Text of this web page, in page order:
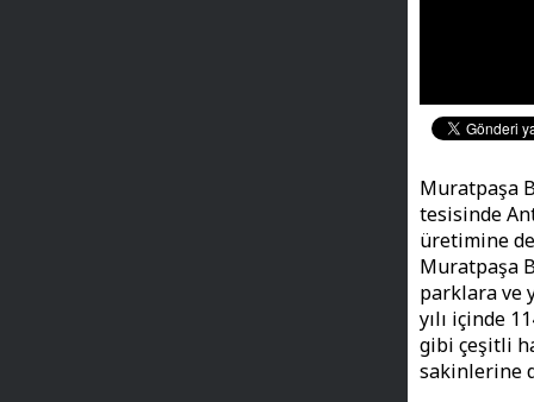
Muratpaşa
tesisinde
üretimine
Muratpaşa
parklara ve
yılı içinde
gibi çeşitli
sakinlerine